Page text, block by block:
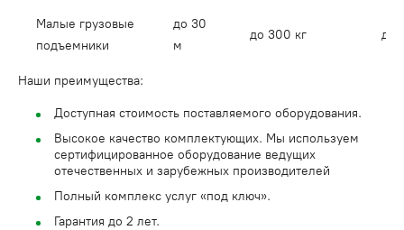
Малые грузовые
подъемники
до 30
м
до 300 кг до
Наши преимущества:
Доступная стоимость поставляемого оборудования.
Высокое качество комплектующих. Мы используем
сертифицированное оборудование ведущих
отечественных и зарубежных производителей
Полный комплекс услуг «под ключ».
Гарантия до 2 лет.